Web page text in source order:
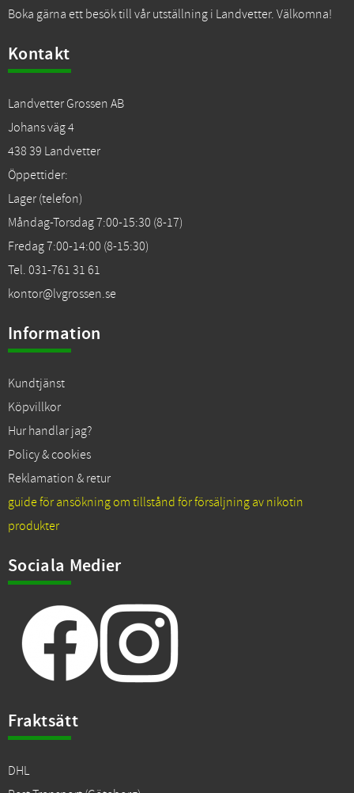
Boka gärna ett besök till vår utställning i Landvetter. Välkomna!
Kontakt
Landvetter Grossen AB
Johans väg 4
438 39 Landvetter
Öppettider:
Lager (telefon)
Måndag-Torsdag 7:00-15:30 (8-17)
Fredag 7:00-14:00 (8-15:30)
Tel. 031-761 31 61
kontor@lvgrossen.se
Information
Kundtjänst
Köpvillkor
Hur handlar jag?
Policy & cookies
Reklamation & retur
guide för ansökning om tillstånd för försäljning av nikotin
produkter
Sociala Medier
Fraktsätt
DHL